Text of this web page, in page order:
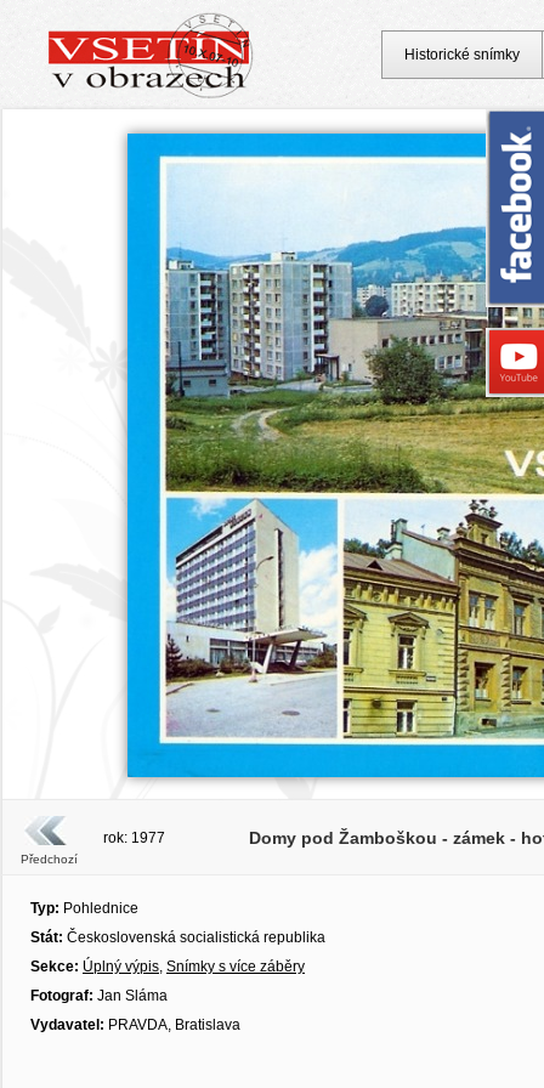
Předchozí
rok: 1977 Domy pod Žamboškou - zámek -
Typ: Pohlednice
Stát: Československá socialistická republika
Sekce: Úplný výpis, Snímky s více záběry
Fotograf: Jan Sláma
Vydavatel: PRAVDA, Bratislava
Historické snímky